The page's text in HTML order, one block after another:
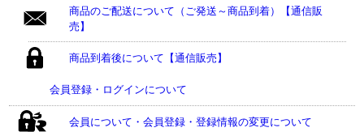
商品のご配送について（ご発送～商品到着）【通信販
売】
商品到着後について【通信販売】
会員登録・ログインについて
会員について・会員登録・登録情報の変更について